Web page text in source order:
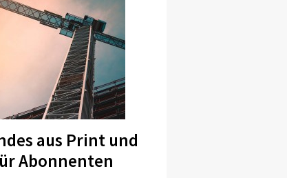
aus Print und
Abonnenten